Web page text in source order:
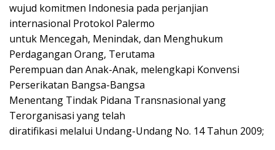
wujud komitmen Indonesia pada perjanjian
internasional Protokol Palermo
untuk Mencegah, Menindak, dan Menghukum
Perdagangan Orang, Terutama
Perempuan dan Anak-Anak, melengkapi Konvensi
Perserikatan Bangsa-Bangsa
Menentang Tindak Pidana Transnasional yang
Terorganisasi yang telah
diratifikasi melalui Undang-Undang No. 14 Tahun 2009;